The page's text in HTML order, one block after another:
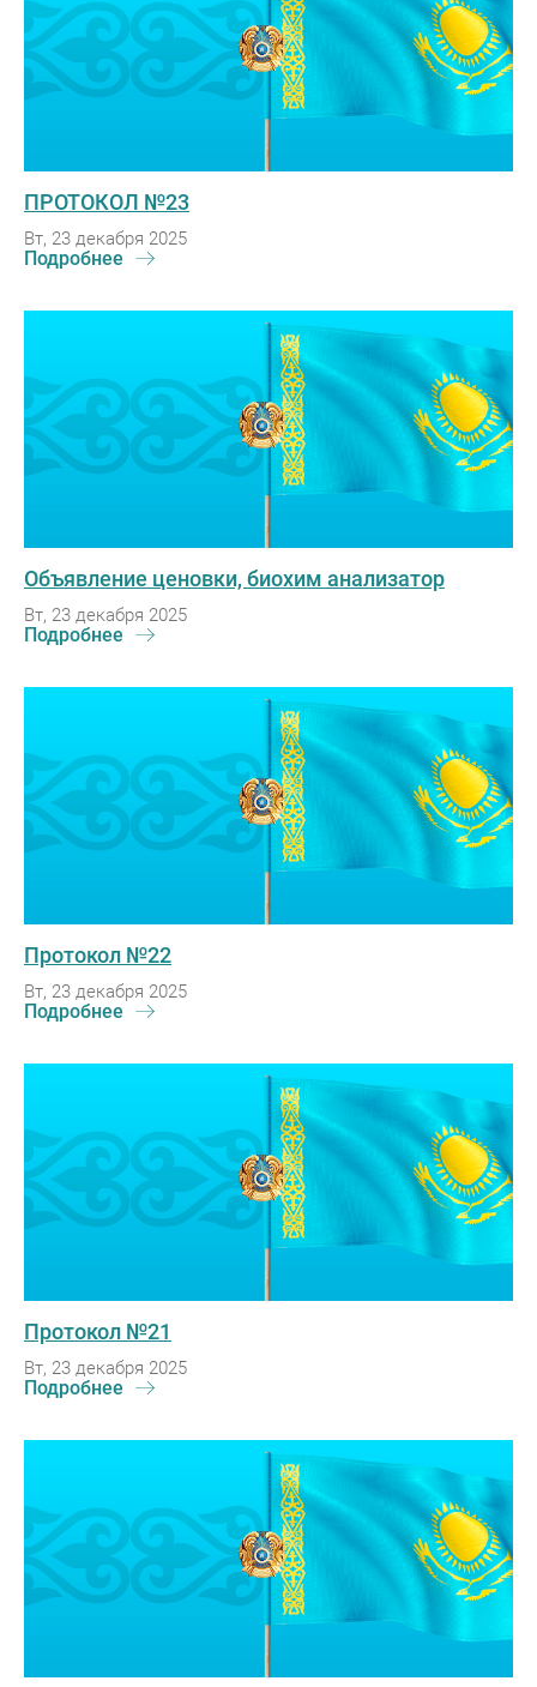
ПРОТОКОЛ №23
Вт, 23 декабря 2025
Подробнее
Объявление ценовки, биохим анализатор
Вт, 23 декабря 2025
Подробнее
Протокол №22
Вт, 23 декабря 2025
Подробнее
Протокол №21
Вт, 23 декабря 2025
Подробнее